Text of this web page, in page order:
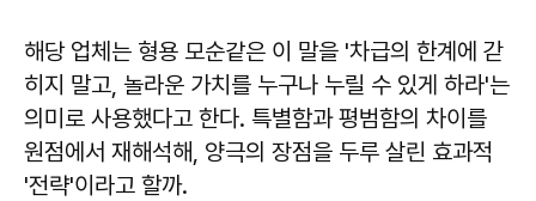
해당 업체는 형용 모순같은 이 말을 '차급의 한계에 갇
히지 말고, 놀라운 가치를 누구나 누릴 수 있게 하라'는
의미로 사용했다고 한다. 특별함과 평범함의 차이를
원점에서 재해석해, 양극의 장점을 두루 살린 효과적
'전략'이라고 할까.